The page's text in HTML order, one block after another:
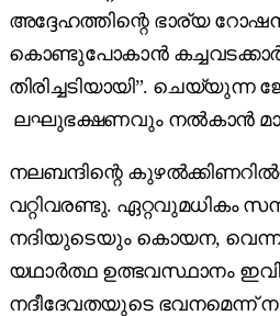
അദ്ദേഹത്തിന്റെ ഭാര്യ
കൊണ്ടുപോകാൻ
തിരിച്ചടിയായി”.
ലഘുഭക്ഷണവും നൽകാൻ
നലബന്ദിന്റെ
വറ്റിവരണ്ടു. ഏറ്റവുമധികം
നദിയുടെയും കൊയന, വെന്ന,
യഥാർത്ഥ ഉത്ഭവസ്ഥാനം
നദീദേവതയുടെ ഭവനമെന്ന്‌